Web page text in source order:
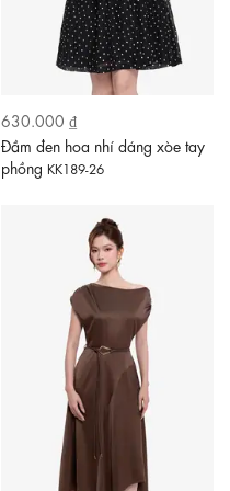
630.000 ₫
Đầm đen hoa nhí dáng xòe tay
phồng KK189-26